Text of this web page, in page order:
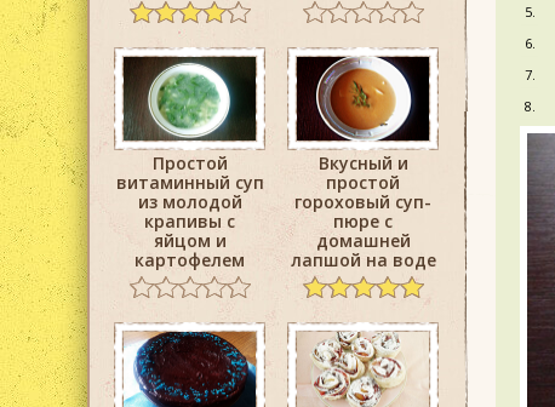
Простой
витаминный суп
из молодой
крапивы с
яйцом и
картофелем
Вкусный и
простой
гороховый суп-
пюре с
домашней
лапшой на воде